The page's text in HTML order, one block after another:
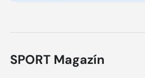
SPORT Magazín